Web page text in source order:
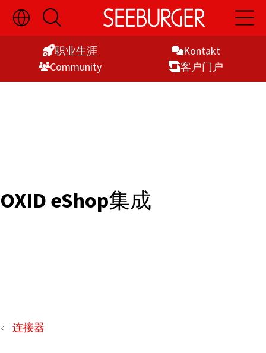
Skip
to
切
换
语
显
开
启
搜
索
开
启
主
Kontakt
职业生涯
客户门户
Commu­nity
OXID eShop集成
连接器